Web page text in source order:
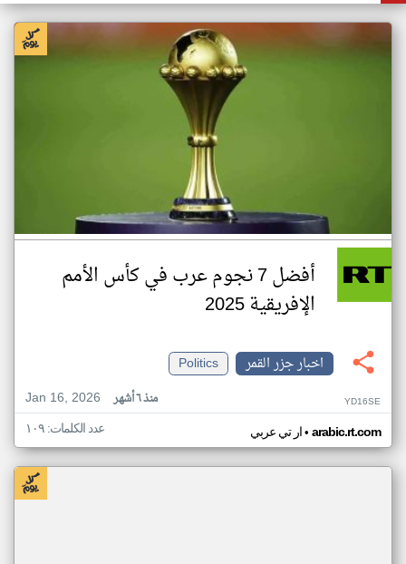
أفضل 7 نجوم عرب في كأس الأمم
الإفريقية 2025
اخبار جزر القمر
Politics
Jan 16, 2026
منذ ٦ أشهر YD16SE
ار تي عربي• arabic.rt.com عدد الكلمات: ١٠٩